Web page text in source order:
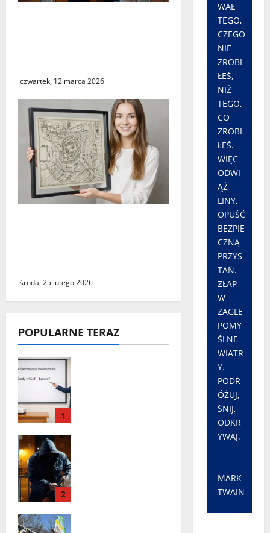
czwartek, 12 marca 2026
środa, 25 lutego 2026
POPULARNE TERAZ
1
2
WAŁ
TEGO,
CZEGO
NIE
ZROBI
ŁEŚ,
NIŻ
TEGO,
CO
ZROBI
ŁEŚ.
WIĘC
ODWI
ĄŻ
LINY,
OPUŚĆ
BEZPIE
CZNĄ
PRZYS
TAŃ.
ZŁAP
W
ŻAGLE
POMY
ŚLNE
WIATR
Y.
PODR
ÓŻUJ,
ŚNIJ,
ODKR
YWAJ.
-
MARK
TWAIN